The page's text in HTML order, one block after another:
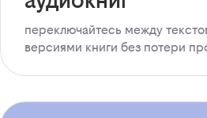
переключайтесь между
версиями книги без потери